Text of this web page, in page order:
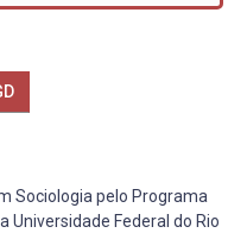
Sociologia pelo Programa
Universidade Federal do Rio